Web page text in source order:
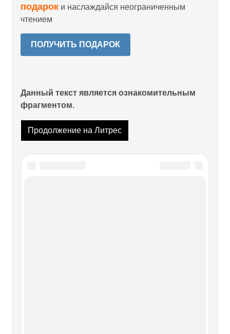
подарок и наслаждайся неограниченным
чтением
ПОЛУЧИТЬ ПОДАРОК
Данный текст является ознакомительным
фрагментом.
Продолжение на Литрес